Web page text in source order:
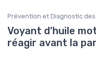
Prévention et Diagnostic des
Voyant d’huile
réagir avant la